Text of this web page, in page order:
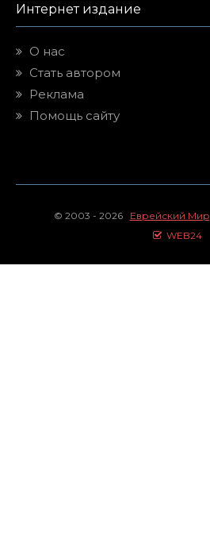
Интернет издание
О нас
Стать автором
Реклама
Помощь сайту
© 2003 - 2026 Еврейский Мир
WEB24